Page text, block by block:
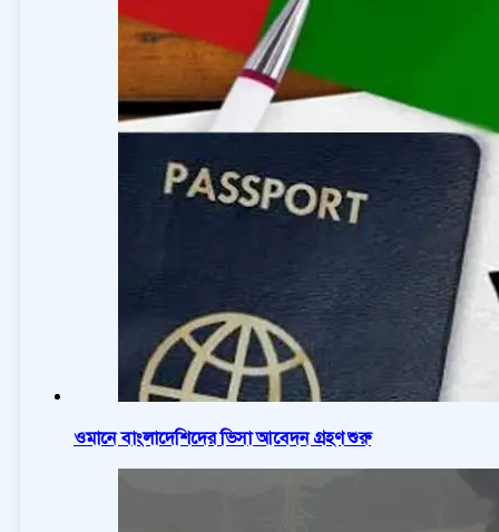
ওমানে বাংলাদেশিদের ভিসা আবেদন গ্রহণ শুরু